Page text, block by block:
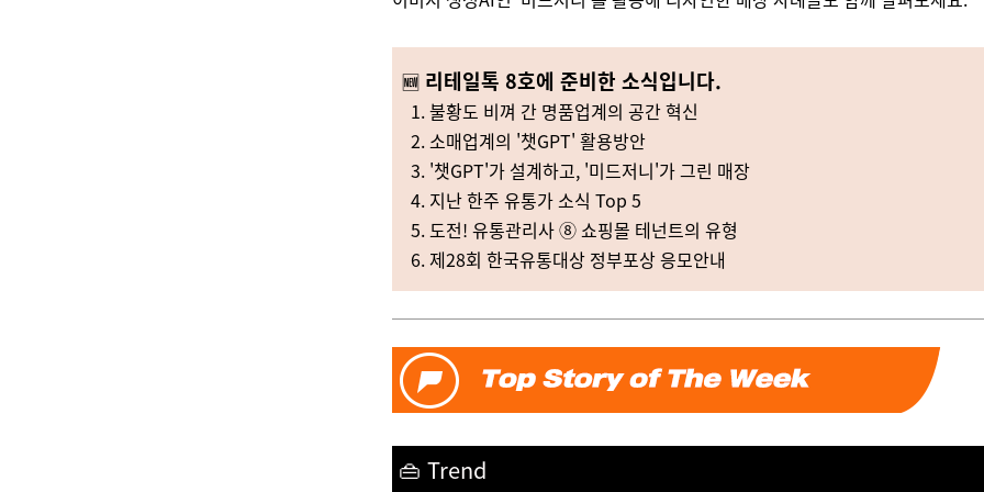
🆕 리테일톡 8호에 준비한 소식입니다.
1. 불황도 비껴 간 명품업계의 공간 혁신
2. 소매업계의 '챗GPT' 활용방안
3. '챗GPT'가 설계하고, '미드저니'가 그린 매장
4. 지난 한주 유통가 소식 Top 5
5. 도전! 유통관리사⑧쇼핑몰 테넌트의 유형
6. 제28회 한국유통대상 정부포상 응모안내
👜 Trend